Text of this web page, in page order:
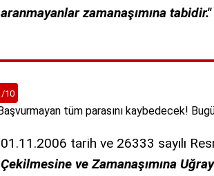
aranmayanlar zamanaşımına tabidir."
/10
01.11.2006 tarih ve 26333 sayılı
Çekilmesine ve Zamanaşımına